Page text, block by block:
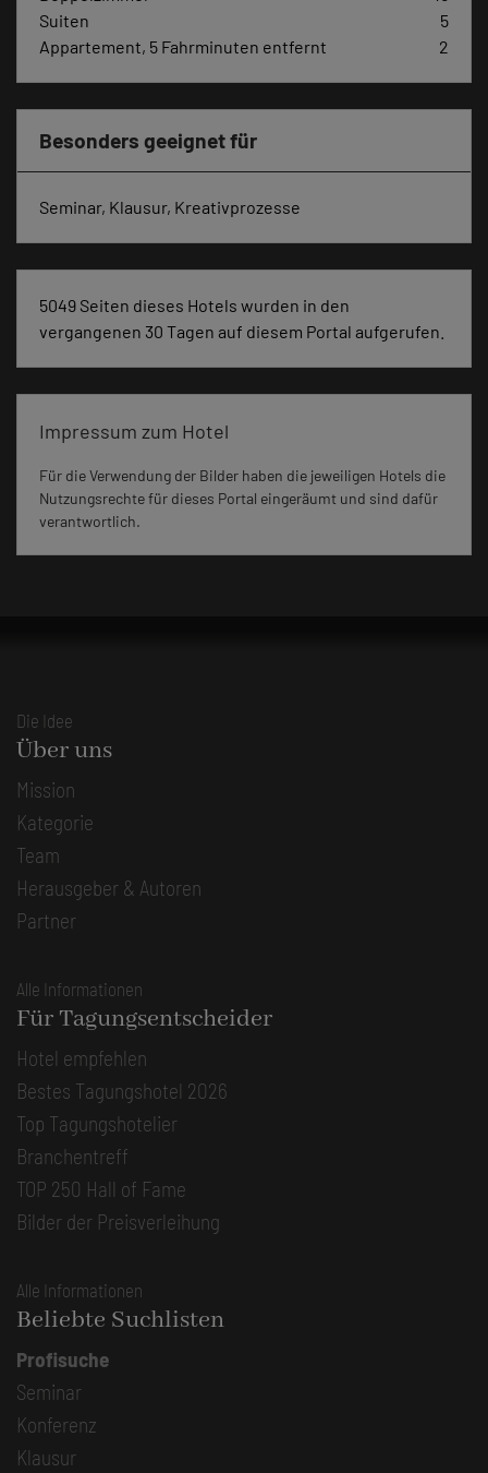
Suiten
5
Appartement, 5 Fahrminuten entfernt
2
Besonders geeignet für
Seminar, Klausur, Kreativprozesse
5049 Seiten dieses Hotels wurden in den
vergangenen 30 Tagen auf diesem Portal aufgerufen.
Impressum zum Hotel
Für die Verwendung der Bilder haben die jeweiligen Hotels die
Nutzungsrechte für dieses Portal eingeräumt und sind dafür
verantwortlich.
Die Idee
Über uns
Mission
Kategorie
Team
Herausgeber & Autoren
Partner
Alle Informationen
Für Tagungsentscheider
Hotel empfehlen
Bestes Tagungshotel 2026
Top Tagungshotelier
Branchentreff
TOP 250 Hall of Fame
Bilder der Preisverleihung
Alle Informationen
Beliebte Suchlisten
Profisuche
Seminar
Konferenz
Klausur